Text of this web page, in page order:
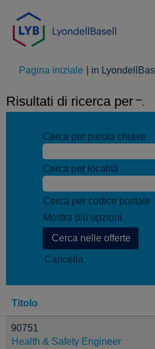
Pagina iniziale in
Risultati di ricerca per "".
Cerca per parola chiave
Cerca per località
Cerca per codice postale
Mostra più opzioni
Cancella
Titolo
90751
Health & Safety Engineer